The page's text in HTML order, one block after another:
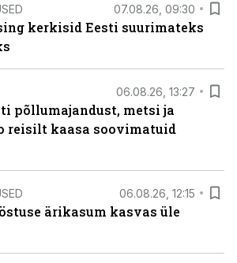
07.08.26, 09:30
kerkisid Eesti suurimateks
06.08.26, 13:27
põllumajandust, metsi ja
reisilt kaasa soovimatuid
06.08.26, 12:15
ärikasum kasvas üle